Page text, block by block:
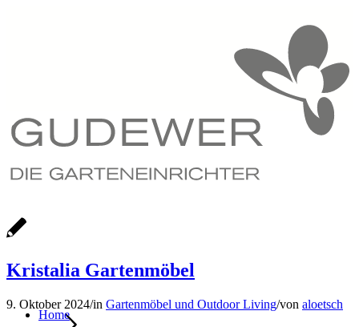
Home
Kristalia Gartenmöbel
9. Oktober 2024/in Gartenmöbel und Outdoor Living/von aloetsch